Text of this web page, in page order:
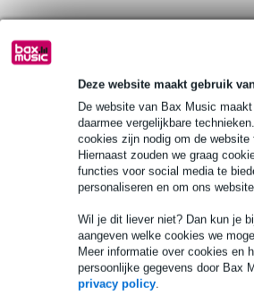
Deze website maakt gebruik
De website van Bax Music
daarmee vergelijkbare
cookies zijn nodig om de website
Hiernaast zouden we graag
functies voor social media te
personaliseren en om ons
Wil je dit liever niet? Dan kun je
aangeven welke cookies we
Meer informatie over cookies en
persoonlijke gegevens door Bax
privacy policy.
lengte kabel: 10 meter
XLR connectoren
8-in en 4-uit XLR
Bekijk alle productspecificaties
Bekijk ook eens (3)